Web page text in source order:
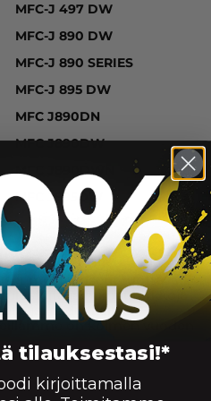
MFC-J 497 DW
MFC-J 890 DW
MFC-J 890 SERIES
MFC-J 895 DW
MFC J890DN
MFC J890DW
MFC J890DWN
MFC J895DW
mustekasetit tuottavat
tulosteita ja huipputarkkoja
ja laadukkailla
on kolmen vuoden
tilauksestasi!*
kirjoittamalla